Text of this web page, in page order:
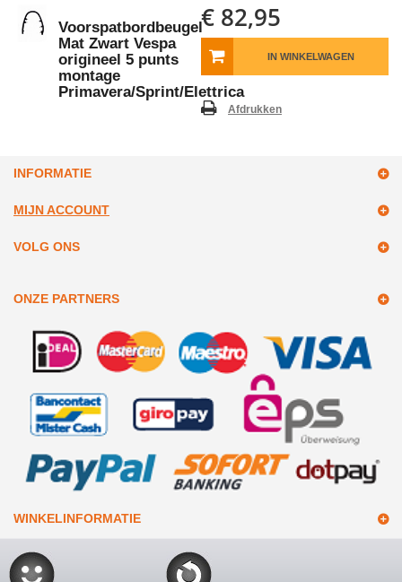
Voorspatbordbeugel
Mat Zwart Vespa
origineel 5 punts
montage
Primavera/Sprint/Elettrica
€ 82,95
IN WINKELWAGEN
Afdrukken
INFORMATIE
MIJN ACCOUNT
VOLG ONS
ONZE PARTNERS
WINKELINFORMATIE